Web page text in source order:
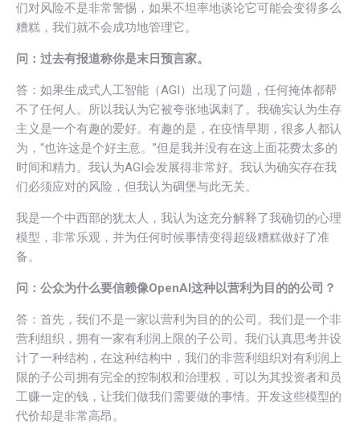
们对风险不是非常警惕，如果不坦率地谈论它可能会变得多么
糟糕，我们就不会成功地管理它。
问：过去有报道称你是末日预言家。
答：如果生成式人工智能（AGI）出现了问题，任何掩体都帮
不了任何人。所以我认为它被夸张地讽刺了。我确实认为生存
主义是一个有趣的爱好。有趣的是，在疫情早期，很多人都认
为，“也许这是个好主意。”但是我并没有在这上面花费太多的
时间和精力。我认为AGI会发展得非常好。我认为确实存在我
们必须应对的风险，但我认为碉堡与此无关。
我是一个中西部的犹太人，我认为这充分解释了我确切的心理
模型，非常乐观，并为任何时候事情变得超级糟糕做好了准
备。
问：公众为什么要信赖像OpenAI这种以营利为目的的公司？
答：首先，我们不是一家以营利为目的的公司。我们是一个非
营利组织，拥有一家有利润上限的子公司。我们认真思考并设
计了一种结构，在这种结构中，我们的非营利组织对有利润上
限的子公司拥有完全的控制权和治理权，可以为其投资者和员
工赚一定的钱，让我们做我们需要做的事情。开发这些模型的
代价却是非常高昂。